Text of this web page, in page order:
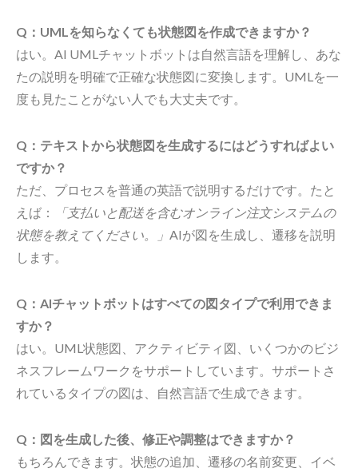
Q：UMLを知らなくても状態図を作成できますか？
はい。AI UMLチャットボットは自然言語を理解し、あな
たの説明を明確で正確な状態図に変換します。UMLを一
度も見たことがない人でも大丈夫です。
Q：テキストから状態図を生成するにはどうすればよい
ですか？
ただ、プロセスを普通の英語で説明するだけです。たと
えば：
「支払いと配送を含むオンライン注文システムの
状態を教えてください。」 AIが図を生成し、遷移を説明
します。
Q：AIチャットボットはすべての図タイプで利用できま
すか？
はい。UML状態図、アクティビティ図、いくつかのビジ
ネスフレームワークをサポートしています。サポートさ
れているタイプの図は、自然言語で生成できます。
Q：図を生成した後、修正や調整はできますか？
もちろんできます。状態の追加、遷移の名前変更、イベ